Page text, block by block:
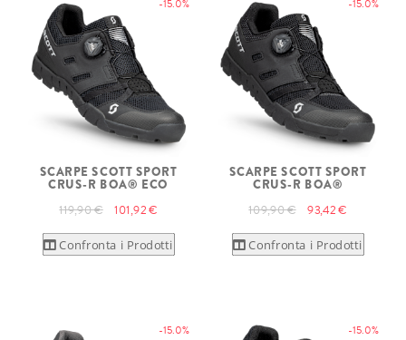
-15.0%
SCARPE SCOTT SPORT
CRUS-R BOA® ECO
119,90 € 101,92 €
Confronta i Prodotti
-15.0%
SCARPE SCOTT SPORT
CRUS-R BOA®
109,90 € 93,42 €
Confronta i Prodotti
-15.0% -15.0%